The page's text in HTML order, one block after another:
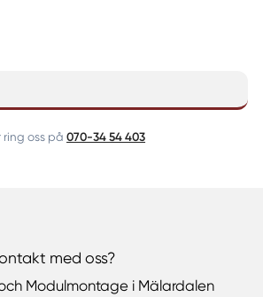
ring oss på070-34 54 403
med oss?
Modulmontage i Mälardalen